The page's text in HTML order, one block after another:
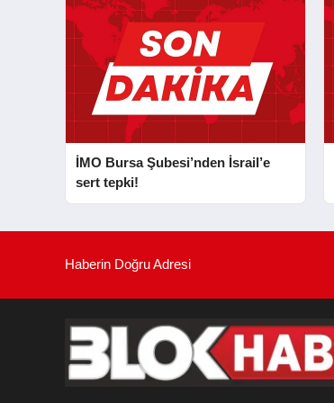
İMO Bursa Şubesi’nden İsrail’e
sert tepki!
Haberin Doğru Adresi